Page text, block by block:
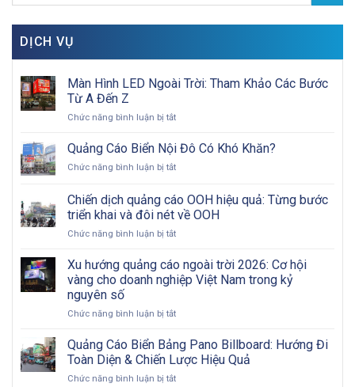
DỊCH VỤ
Màn Hình LED Ngoài Trời: Tham Khảo Các Bước
Từ A Đến Z
Chức năng bình luận bị tắtở
Hình
Ngoài
Tham
Khảo
Bước
A
Đến
Quảng Cáo Biển Nội Đô Có Khó Khăn?
Chức năng bình luận bị tắtở
Cáo
Biển
Nội
Đô
Khó
Khăn?
Chiến dịch quảng cáo OOH hiệu quả: Từng bước
triển khai và đôi nét về OOH
Chức năng bình luận bị tắtở
dịch
quảng
cáo
hiệu
Từng
bước
triển
khai
Xu hướng quảng cáo ngoài trời 2026: Cơ hội
vàng cho doanh nghiệp Việt Nam trong kỷ
nguyên số
Chức năng bình luận bị tắtở
hướng
quảng
cáo
ngoài
Quảng Cáo Biển Bảng Pano Billboard: Hướng Đi
Toàn Diện & Chiến Lược Hiệu Quả
Chức năng bình luận bị tắtở